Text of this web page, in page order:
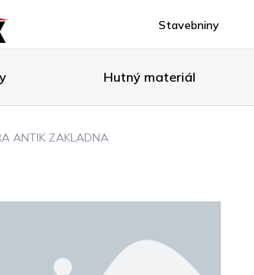
Stavebniny
Hutný materiál
ANTIK ZAKLADNA